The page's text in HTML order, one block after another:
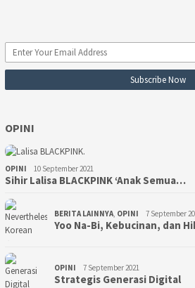
OPINI
OPINI 10 September 2021
Sihir Lalisa BLACKPINK ‘Anak Semua…
BERITA LAINNYA, OPINI 7 September
Yoo Na-Bi, Kebucinan, dan
OPINI 7 September 2021
Strategis Generasi Digital